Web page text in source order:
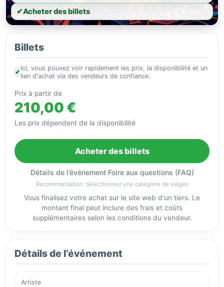
✔Acheter des billets
Billets
✔
Ici, vous pouvez voir rapidement les prix, la disponibilité et un
lien d'achat via des vendeurs de confiance.
Prix à partir de
210,00 €
Les prix dépendent de la disponibilité
Acheter des billets
Détails de l’événement·Foire aux questions (FAQ)
Recommandation: Sélectionnez une catégorie de sièges
Vous finalisez votre achat sur le site web d'un tiers. Le
montant final peut inclure des frais et coûts
supplémentaires selon les conditions du vendeur.
Détails de l’événement
Artiste